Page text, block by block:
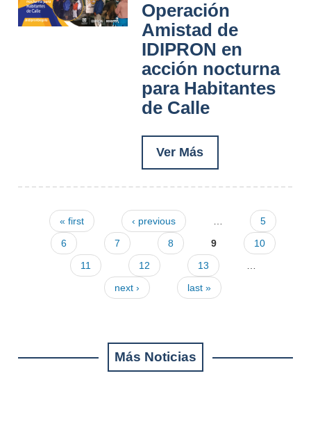
Operación
Amistad de
IDIPRON en
acción nocturna
para Habitantes
de Calle
Ver Más
Pages
« first ‹ previous
5
6
7 8 9
10
11
12 13
next ›
last »
Más Noticias